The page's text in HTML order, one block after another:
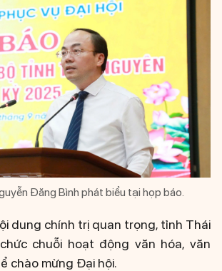
Đăng Bình phát biểu tại họp báo.
dung chính trị quan trọng, tỉnh Thái
chuỗi hoạt động văn hóa, văn
chào mừng Đại hội.